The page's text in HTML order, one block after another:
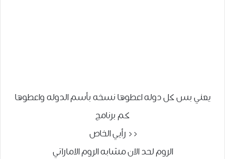
يعني بس كل دوله اعطوها نسخه بأسم الدوله واعطوها
كم برنامج
<< رأيي الخاص
الروم لحد الان مشابه الروم الاماراتي